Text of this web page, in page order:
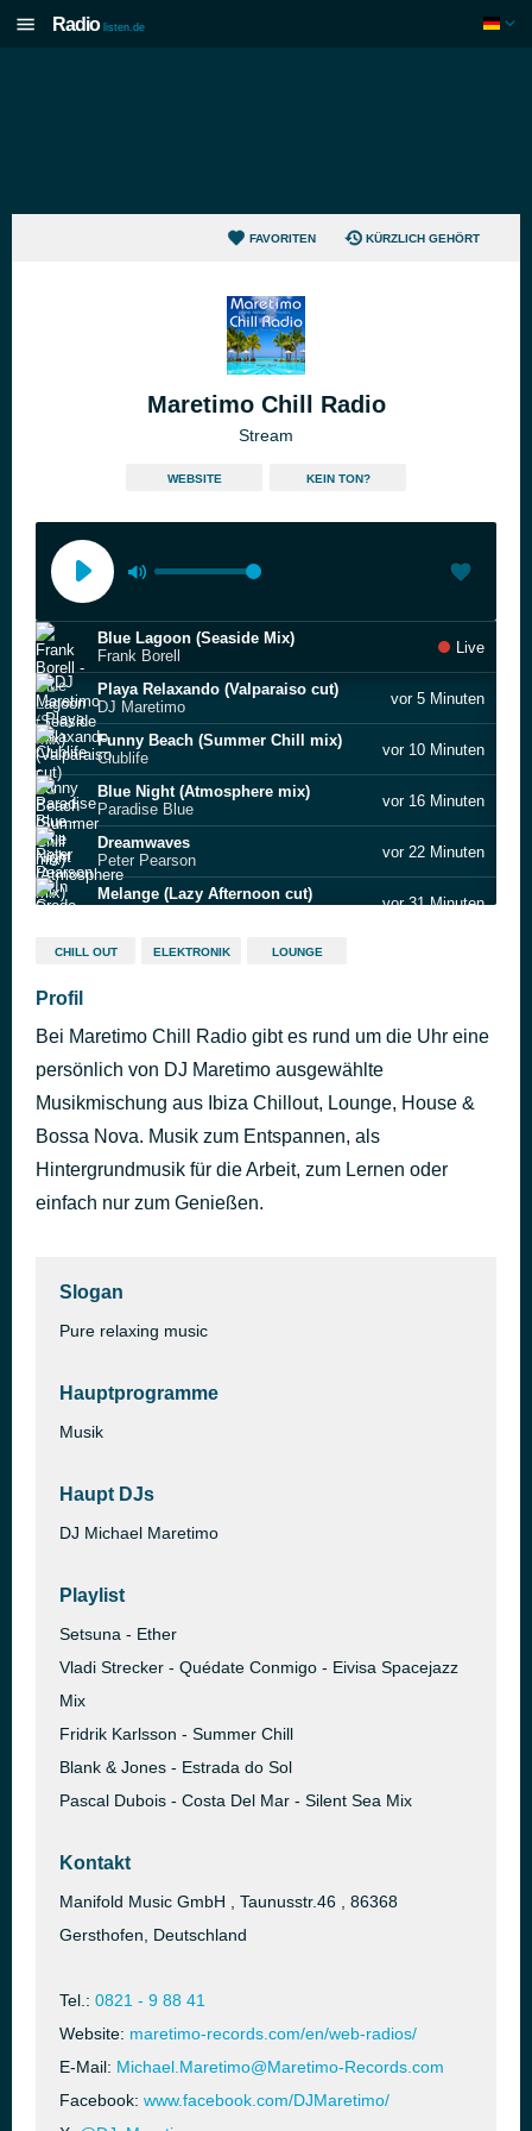
Radio listen.de
FAVORITEN KÜRZLICH GEHÖRT
Maretimo Chill Radio
Stream
WEBSITE KEIN TON?
Blue Lagoon (Seaside Mix)
Frank Borell
Live
Playa Relaxando (Valparaiso cut)
DJ Maretimo
vor 5 Minuten
Funny Beach (Summer Chill mix)
Clublife
vor 10 Minuten
Blue Night (Atmosphere mix)
Paradise Blue
vor 16 Minuten
Dreamwaves
Peter Pearson
vor 22 Minuten
Melange (Lazy Afternoon cut)
vor 31 Minuten
Nice Holiday (Sax N Chill Mix)
Summer Dreaming (Blue Island mix)
Cinematic
Suitcase to Berlin (Travelers cut)
Pascal Dubois
vor 50 Minuten
CHILL OUT ELEKTRONIK LOUNGE
Profil
Bei Maretimo Chill Radio gibt es rund um die Uhr eine
persönlich von DJ Maretimo ausgewählte
Musikmischung aus Ibiza Chillout, Lounge, House &
Bossa Nova. Musik zum Entspannen, als
Hintergrundmusik für die Arbeit, zum Lernen oder
einfach nur zum Genießen.
Slogan
Pure relaxing music
Hauptprogramme
Musik
Haupt DJs
DJ Michael Maretimo
Playlist
Setsuna - Ether
Vladi Strecker - Quédate Conmigo - Eivisa Spacejazz
Mix
Fridrik Karlsson - Summer Chill
Blank & Jones - Estrada do Sol
Pascal Dubois - Costa Del Mar - Silent Sea Mix
Kontakt
Manifold Music GmbH , Taunusstr.46 , 86368
Gersthofen, Deutschland
Tel.: 0821 - 9 88 41
Website: maretimo-records.com/en/web-radios/
E-Mail: Michael.Maretimo@Maretimo-Records.com
Facebook: www.facebook.com/DJMaretimo/